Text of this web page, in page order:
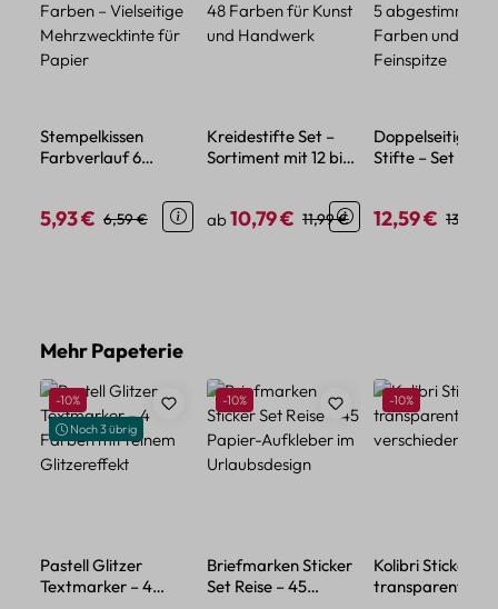
Stempelkissen
Farbverlauf 6
Mehrzwecktinte für
Papier
Verkaufspreis:
5,93 € Regulärer Preis:
6,59 €
Kreidestifte Set –
Sortiment mit 12 bis
Verkaufspreis:
ab10,79 € Regulärer Preis:
11,99 €
Doppelseitige
Stifte – Set mit 5
Feinspitze
Verkaufspreis:
12,59 € 13,99 €
Produktgalerie überspringen
Mehr Papeterie
Rabatt
-10%
Noch 3 übrig
Pastell Glitzer
Textmarker – 4
Rabatt
-10%
Briefmarken Sticker
Set Reise – 45
Rabatt
-10%
Kolibri Sticker
transparent – 50